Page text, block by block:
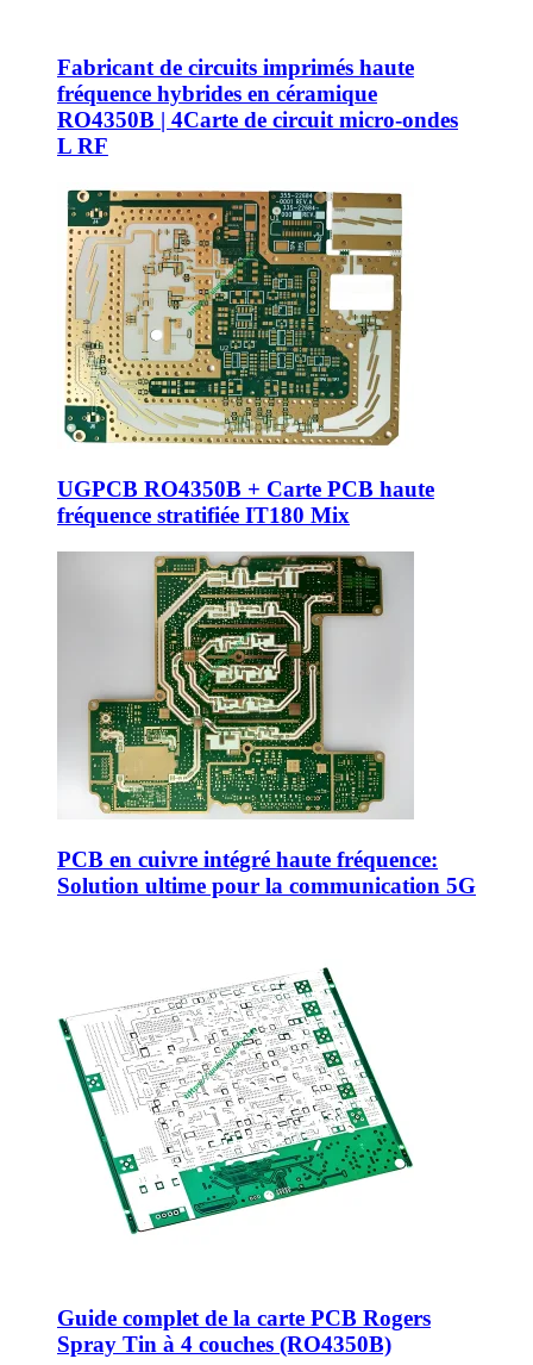
Fabricant de circuits imprimés haute
fréquence hybrides en céramique
RO4350B | 4Carte de circuit micro-ondes
L RF
UGPCB RO4350B + Carte PCB haute
fréquence stratifiée IT180 Mix
PCB en cuivre intégré haute fréquence:
Solution ultime pour la communication 5G
Guide complet de la carte PCB Rogers
Spray Tin à 4 couches (RO4350B)